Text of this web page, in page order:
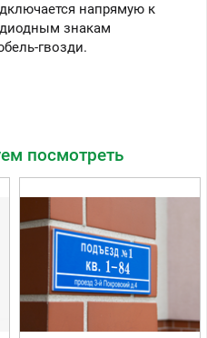
напрямую к
знакам
гвозди.
посмотреть